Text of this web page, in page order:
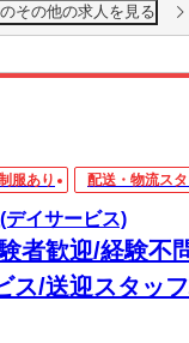
その他の求人を見る
服あり 配送・物流ス
デイサービス)
者歓迎/経験不
ス/送迎スタッフ